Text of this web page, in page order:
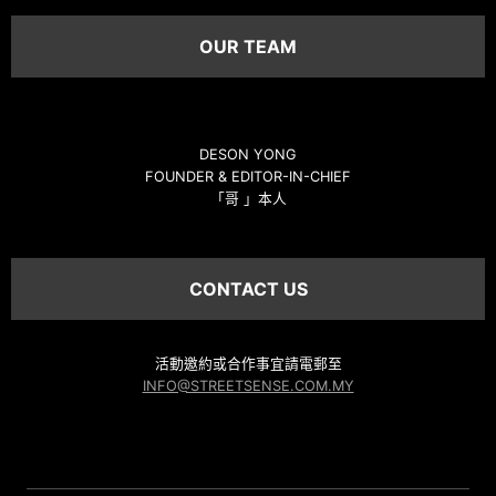
OUR TEAM
DESON YONG
FOUNDER & EDITOR-IN-CHIEF
「哥 」本人
CONTACT US
活動邀約或合作事宜請電郵至
INFO@STREETSENSE.COM.MY